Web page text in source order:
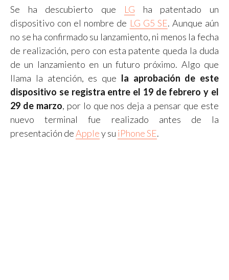
Se ha descubierto que LG ha patentado un
dispositivo con el nombre de LG G5 SE. Aunque aún
no se ha confirmado su lanzamiento, ni menos la fecha
de realización, pero con esta patente queda la duda
de un lanzamiento en un futuro próximo. Algo que
llama la atención, es que la aprobación de este
dispositivo se registra entre el 19 de febrero y el
29 de marzo, por lo que nos deja a pensar que este
nuevo terminal fue realizado antes de la
presentación deAppley su iPhone SE.